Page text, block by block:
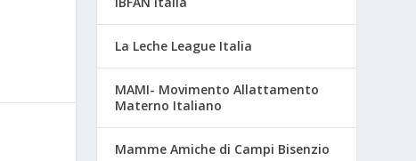
La Leche League Italia
MAMI- Movimento Allattamento
Materno Italiano
Mamme Amiche di Campi Bisenzio